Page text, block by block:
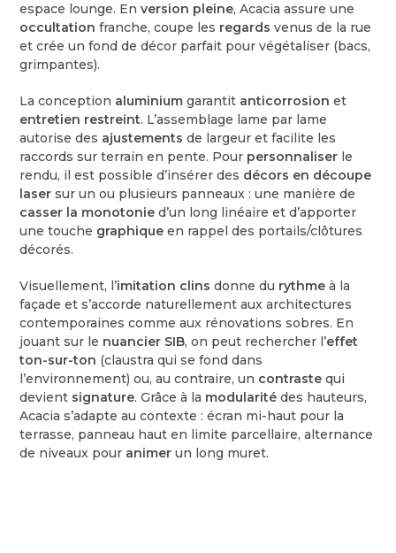
espace lounge. Enversion pleine, Acacia assure une
occultation franche, coupe les regards venus de la rue
et crée un fond de décor parfait pour végétaliser (bacs,
grimpantes).
La conception aluminium garantit anticorrosion et
entretien restreint. L’assemblage lame par lame
autorise des ajustements de largeur et facilite les
raccords sur terrain en pente. Pour personnaliser le
rendu, il est possible d’insérer des décors en découpe
laser sur un ou plusieurs panneaux : une manière de
casser la monotonie d’un long linéaire et d’apporter
une touche graphique en rappel des portails/clôtures
décorés.
Visuellement, l’imitation clins donne du rythme à la
façade et s’accorde naturellement aux architectures
contemporaines comme aux rénovations sobres. En
jouant sur le nuancier SIB, on peut rechercher l’effet
ton-sur-ton (claustra qui se fond dans
l’environnement) ou, au contraire, un contraste qui
devient signature. Grâce à la modularité des hauteurs,
Acacia s’adapte au contexte : écran mi-haut pour la
terrasse, panneau haut en limite parcellaire, alternance
de niveaux pour animer un long muret.